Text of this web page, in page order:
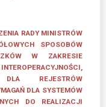
RADY MINISTRÓW
SPOSOBÓW
W ZAKRESIE
DLA REJESTRÓW
DLA SYSTEMÓW
DO REALIZACJI